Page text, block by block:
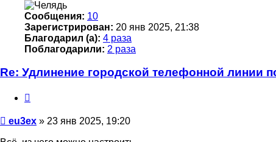
Сообщения: 10
Зарегистрирован: 20 янв 2025, 21:38
Благодарил (а): 4 раза
Поблагодарили: 2 раза
Re: Удлинение городской телефонной линии
Сообщение
eu3ex » 23 янв 2025, 19:20